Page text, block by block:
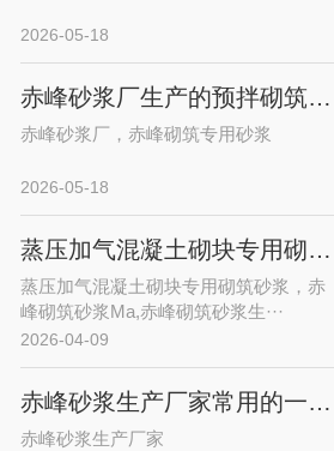
2026-05-18
赤峰砂浆厂生产的预拌砌筑砂浆的分类与选择？
赤峰砂浆厂，赤峰砌筑专用砂浆
2026-05-18
蒸压加气混凝土砌块专用砌筑砂浆是赤峰德洲砂浆厂的主要产品
蒸压加气混凝土砌块专用砌筑砂浆，赤
峰砌筑砂浆Ma,赤峰砌筑砂浆生···
2026-04-09
赤峰砂浆生产厂家常用的一种提高水泥砂浆早期强度的常用添加剂-甲酸钙
赤峰砂浆生产厂家